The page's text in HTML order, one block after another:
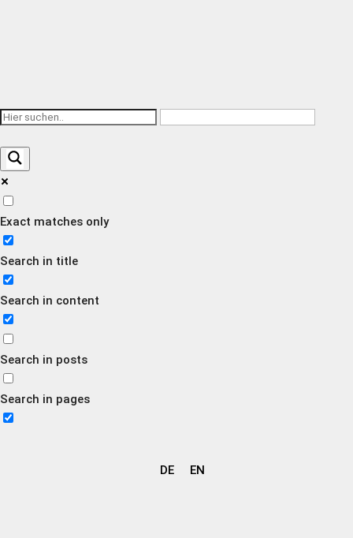
Exact matches only
Search in title
Search in content
Search in posts
Search in pages
DE EN